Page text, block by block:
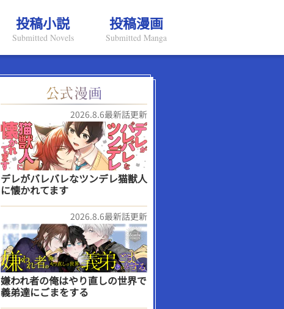
投稿小説
Submitted Novels
投稿漫画
Submitted Manga
2026.8.6最新話更新
デレがバレバレなツンデレ猫獣人
に懐かれてます
2026.8.6最新話更新
嫌われ者の俺はやり直しの世界で
義弟達にごまをする